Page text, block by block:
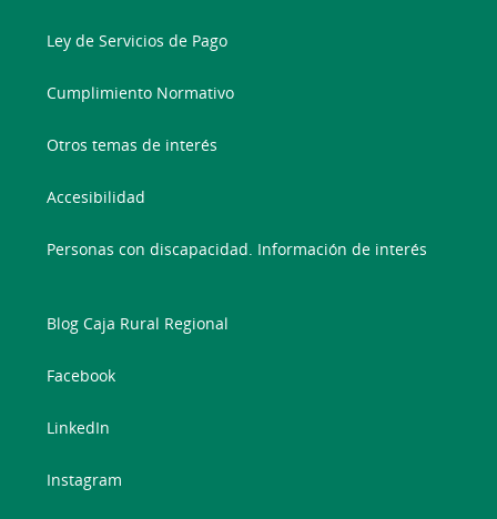
Ley de Servicios de Pago
Cumplimiento Normativo
Otros temas de interés
Accesibilidad
Personas con discapacidad. Información de interés
Blog Caja Rural Regional
Facebook
LinkedIn
Instagram